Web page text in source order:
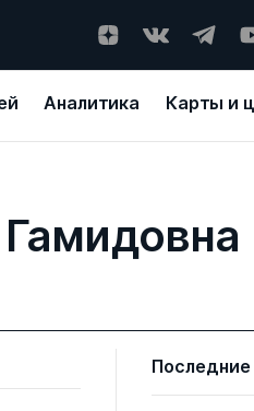
Аналитика Карты и